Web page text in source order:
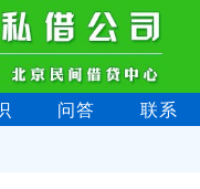
问答 联系